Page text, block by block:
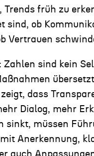
Trends früh zu
sind, ob
Vertrauen
Zahlen sind kein
dass
Dialog, mehr
sinkt, müssen
Anerkennung,
auch